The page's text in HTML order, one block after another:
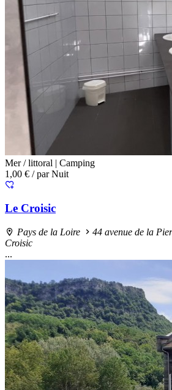
Mer / littoral | Camping
1,00 € / par Nuit
Le Croisic
Pays de la Loire
44 avenue de la
Croisic
...